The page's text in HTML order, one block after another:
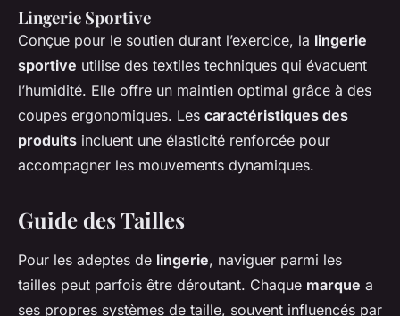
Lingerie Sportive
Conçue pour le soutien durant l’exercice, la lingerie
sportive utilise des textiles techniques qui évacuent
l’humidité. Elle offre un maintien optimal grâce à des
coupes ergonomiques. Les caractéristiques des
produits incluent une élasticité renforcée pour
accompagner les mouvements dynamiques.
Guide des Tailles
Pour les adeptes de lingerie, naviguer parmi les
tailles peut parfois être déroutant. Chaque marque a
ses propres systèmes de taille, souvent influencés par